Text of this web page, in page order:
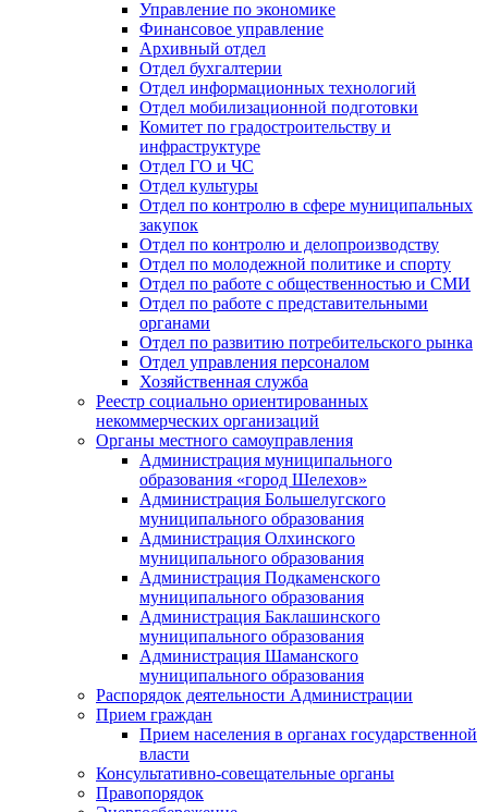
Управление по экономике
Финансовое управление
Архивный отдел
Отдел бухгалтерии
Отдел информационных технологий
Отдел мобилизационной подготовки
Комитет по градостроительству и
инфраструктуре
Отдел ГО и ЧС
Отдел культуры
Отдел по контролю в сфере муниципальных
закупок
Отдел по контролю и делопроизводству
Отдел по молодежной политике и спорту
Отдел по работе с общественностью и СМИ
Отдел по работе с представительными
органами
Отдел по развитию потребительского рынка
Отдел управления персоналом
Хозяйственная служба
Реестр социально ориентированных
некоммерческих организаций
Органы местного самоуправления
Администрация муниципального
образования «город Шелехов»
Администрация Большелугского
муниципального образования
Администрация Олхинского
муниципального образования
Администрация Подкаменского
муниципального образования
Администрация Баклашинского
муниципального образования
Администрация Шаманского
муниципального образования
Распорядок деятельности Администрации
Прием граждан
Прием населения в органах государственной
власти
Консультативно-совещательные органы
Правопорядок